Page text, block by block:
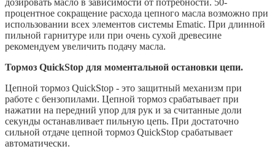
процентное сокращение расхода цепного масла возможно при
использовании всех элементов системы Ematic. При длинной
пильной гарнитуре или при очень сухой древесине
рекомендуем увеличить подачу масла.
Тормоз QuickStop для моментальной остановки цепи.
Цепной тормоз QuickStop - это защитный механизм при
работе с бензопилами. Цепной тормоз срабатывает при
нажатии на передний упор для рук и за считанные доли
секунды останавливает пильную цепь. При достаточно
сильной отдаче цепной тормоз QuickStop срабатывает
автоматически.